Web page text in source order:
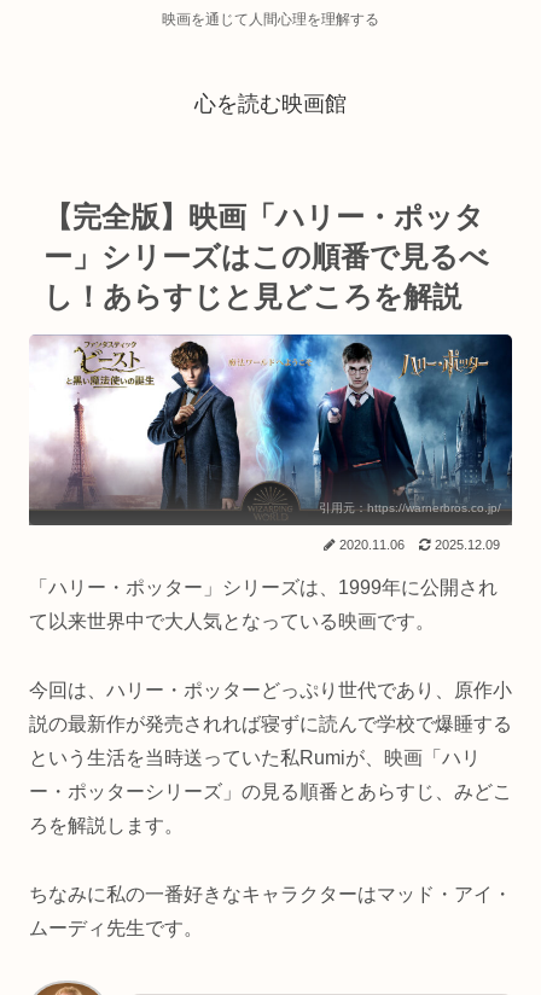
映画を通じて人間心理を理解する
心を読む映画館
【完全版】映画「ハリー・ポッタ
ー」シリーズはこの順番で見るべ
し！あらすじと見どころを解説
引用元：https://warnerbros.co.jp/
2020.11.06 2025.12.09
「ハリー・ポッター」シリーズは、1999年に公開され
て以来世界中で大人気となっている映画です。
今回は、ハリー・ポッターどっぷり世代であり、原作小
説の最新作が発売されれば寝ずに読んで学校で爆睡する
という生活を当時送っていた私Rumiが、映画「ハリ
ー・ポッターシリーズ」の見る順番とあらすじ、みどこ
ろを解説します。
ちなみに私の一番好きなキャラクターはマッド・アイ・
ムーディ先生です。